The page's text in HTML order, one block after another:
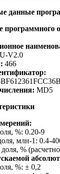
данные
программного
V2.0
466
MD5
%: 0.20-9
млн-1: 0.4-
%
%: ± 0,2